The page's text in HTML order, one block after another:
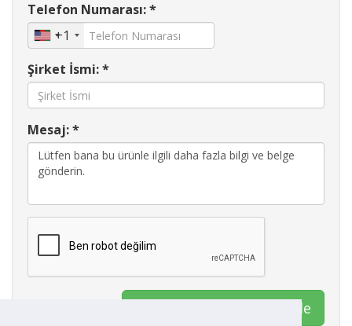
Telefon Numarası: *
+1
Şirket İsmi: *
Mesaj: *
İletişim Export Worldwide